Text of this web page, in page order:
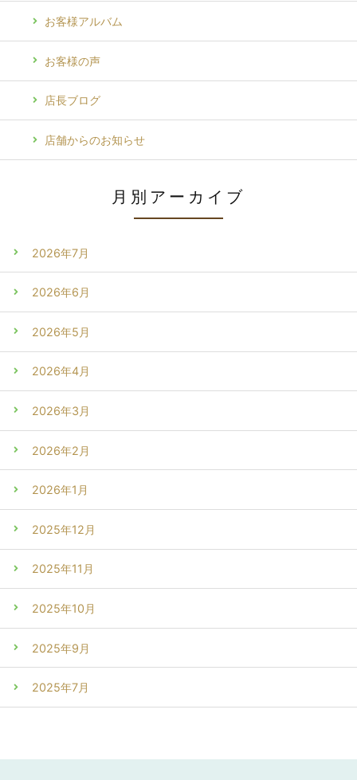
お客様アルバム
お客様の声
店長ブログ
店舗からのお知らせ
月別アーカイブ
2026年7月
2026年6月
2026年5月
2026年4月
2026年3月
2026年2月
2026年1月
2025年12月
2025年11月
2025年10月
2025年9月
2025年7月